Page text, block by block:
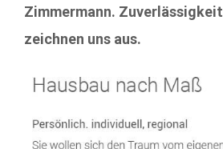
Zimmermann. Zuverlässigkeit
zeichnen uns aus.